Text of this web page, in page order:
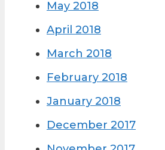
May 2018
April 2018
March 2018
February 2018
January 2018
December 2017